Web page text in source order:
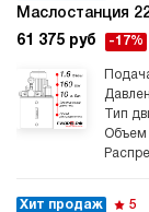
Маслостанция
61 375 руб -17%
Хит продаж 5